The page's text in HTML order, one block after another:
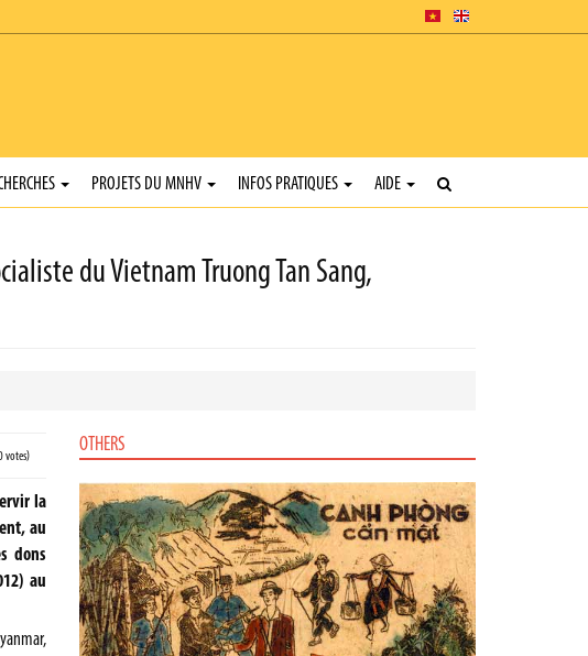
PROJETS DU MNHV INFOS PRATIQUES AIDE
du Vietnam Truong Tan Sang,
votes)
la
au
dons
au
OTHERS